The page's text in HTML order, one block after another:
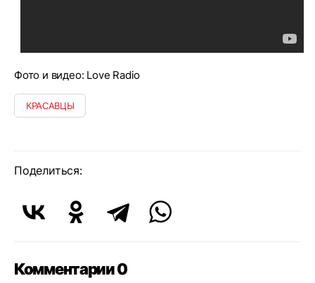
Фото и видео: Love Radio
КРАСАВЦЫ
Поделиться:
Комментарии 0